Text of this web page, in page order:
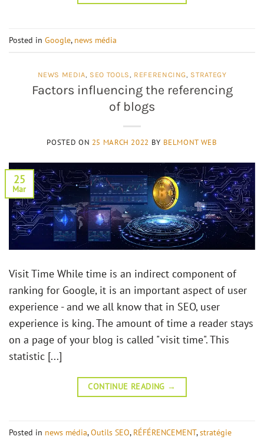
Posted in Google, news média
NEWS MEDIA SEO TOOLS REFERENCING STRATEGY
Factors influencing the referencing
of blogs
POSTED ON 25 MARCH 2022 BY BELMONT WEB
25
Mar
Visit Time While time is an indirect component of
ranking for Google, it is an important aspect of user
experience - and we all know that in SEO, user
experience is king. The amount of time a reader stays
on a page of your blog is called "visit time". This
statistic [...]
CONTINUE READING →
Posted in news média,Outils SEO, RÉFÉRENCEMENT,stratégie